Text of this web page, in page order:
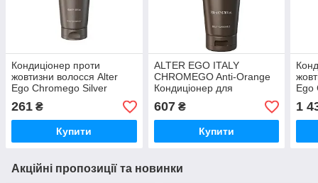
Кондиціонер проти
жовтизни волосся Alter
Ego Chromego Silver
Maintain 50 мл (Оригінал)
261 ₴
Купити
ALTER EGO ITALY
CHROMEGO Anti-Orange
Кондиціонер для
нейтралізації
помаранчевого кольору,
200 мл (Оригінал)
607₴
Купити
Ego
1
Акційні пропозиції та новинки